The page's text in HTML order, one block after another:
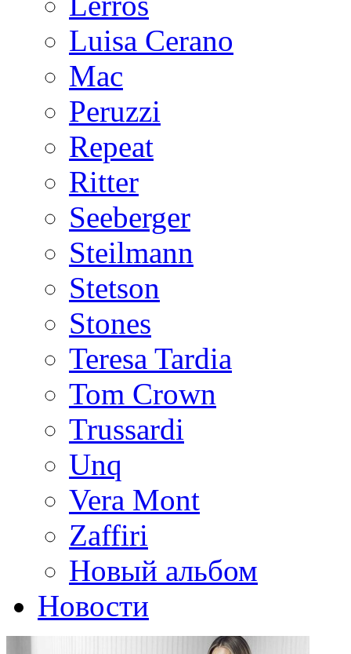
Luisa Cerano
Mac
Peruzzi
Repeat
Ritter
Seeberger
Steilmann
Stetson
Stones
Teresa Tardia
Tom Crown
Trussardi
Unq
Vera Mont
Zaffiri
Новый альбом
Новости